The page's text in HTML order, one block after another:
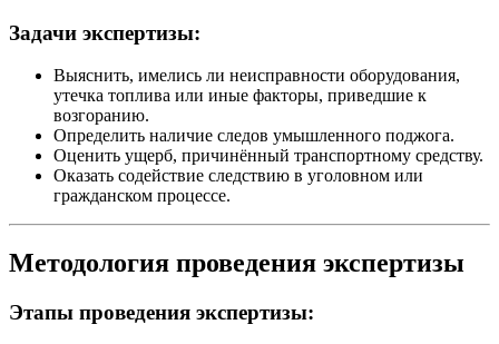
Задачи экспертизы:
Выяснить, имелись ли неисправности оборудования,
утечка топлива или иные факторы, приведшие к
возгоранию.
Определить наличие следов умышленного поджога.
Оценить ущерб, причинённый транспортному средству.
Оказать содействие следствию в уголовном или
гражданском процессе.
Методология проведения экспертизы
Этапы проведения экспертизы: